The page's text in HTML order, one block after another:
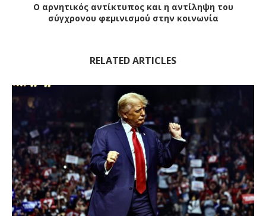
Ο αρνητικός αντίκτυπος και η αντίληψη του
σύγχρονου φεμινισμού στην κοινωνία
RELATED ARTICLES